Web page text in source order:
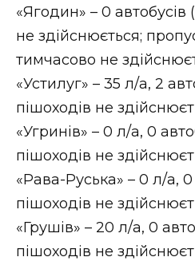
НОВИНИ ЗАХІДНОЇ
ФОТО
ВІДЕО
«Ягодин» – 0 автобусів
не здійснюється;
тимчасово не
«Устилуг» – 35 л/а, 2
пішоходів не
«Угринів» – 0 л/а, 0
пішоходів не
«Рава-Руська» – 0 л/а,
пішоходів не
«Грушів» – 20 л/а, 0
пішоходів не